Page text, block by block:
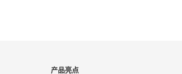
产品亮点